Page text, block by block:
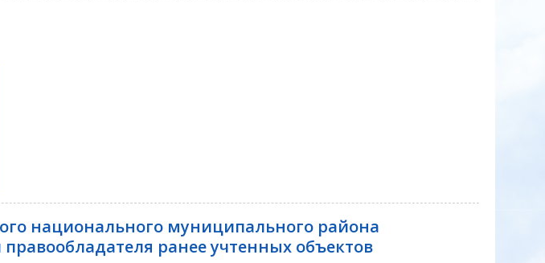
национального муниципального района
ранее учтенных объектов